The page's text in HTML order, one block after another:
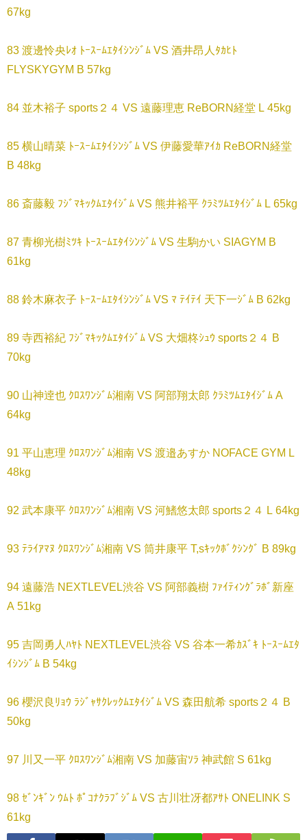
67kg
83 渡邊怜央ﾚｵ ﾄｰｽｰﾑｴﾀｲｼﾝｼﾞﾑ VS 酒井昂人ﾀｶﾋﾄ
FLYSKYGYM B 57kg
84 並木裕子 sports２４ VS 遠藤理恵 ReBORN経堂 L 45kg
85 横山晴菜 ﾄｰｽｰﾑｴﾀｲｼﾝｼﾞﾑ VS 伊藤愛華ｱｲｶ ReBORN経堂
B 48kg
86 斎藤毅 ﾌｼﾞﾏｷｯｸﾑｴﾀｲｼﾞﾑ VS 熊井裕平 ｸﾗﾐﾂﾑｴﾀｲｼﾞﾑ L 65kg
87 青柳光樹ﾐﾂｷ ﾄｰｽｰﾑｴﾀｲｼﾝｼﾞﾑ VS 生駒かい SIAGYM B
61kg
88 鈴木麻衣子 ﾄｰｽｰﾑｴﾀｲｼﾝｼﾞﾑ VS ﾏ ﾃｲﾃｲ 天下一ｼﾞﾑ B 62kg
89 寺西裕紀 ﾌｼﾞﾏｷｯｸﾑｴﾀｲｼﾞﾑ VS 大畑柊ｼｭｳ sports２４ B
70kg
90 山神逹也 ｸﾛｽﾜﾝｼﾞﾑ湘南 VS 阿部翔太郎 ｸﾗﾐﾂﾑｴﾀｲｼﾞﾑ A
64kg
91 平山恵理 ｸﾛｽﾜﾝｼﾞﾑ湘南 VS 渡邉あすか NOFACE GYM L
48kg
92 武本康平 ｸﾛｽﾜﾝｼﾞﾑ湘南 VS 河鰭悠太郎 sports２４ L 64kg
93 ﾃﾗｲｱﾏﾇ ｸﾛｽﾜﾝｼﾞﾑ湘南 VS 筒井康平 T,sｷｯｸﾎﾞｸｼﾝｸﾞ B 89kg
94 遠藤浩 NEXTLEVEL渋谷 VS 阿部義樹 ﾌｧｲﾃｨﾝｸﾞﾗﾎﾞ新座
A 51kg
95 吉岡勇人ﾊﾔﾄ NEXTLEVEL渋谷 VS 谷本一希ｶｽﾞｷ ﾄｰｽｰﾑｴﾀ
ｲｼﾝｼﾞﾑ B 54kg
96 櫻沢良ﾘｮｳ ﾗｼﾞｬｻｸﾚｯｸﾑｴﾀｲｼﾞﾑ VS 森田航希 sports２４ B
50kg
97 川又一平 ｸﾛｽﾜﾝｼﾞﾑ湘南 VS 加藤宙ｿﾗ 神武館 S 61kg
98 ｾﾞﾝｷﾞﾝ ｳﾑﾄ ﾎﾟｺﾅｸﾗﾌﾞｼﾞﾑ VS 古川壮冴都ｱｻﾄ ONELINK S
61kg